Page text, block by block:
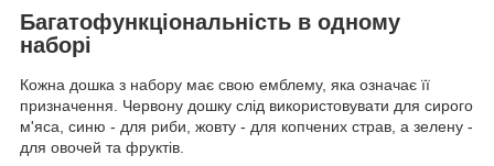
Багатофункціональність в одному
наборі
Кожна дошка з набору має свою емблему, яка означає її
призначення. Червону дошку слід використовувати для сирого
м'яса, синю - для риби, жовту - для копчених страв, а зелену -
для овочей та фруктів.